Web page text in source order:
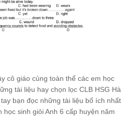
cô giáo cùng toàn thể các em học
tài liệu hay chọn lọc CLB HSG Hà
bạn đọc những tài liệu bổ ích nhất
sinh giỏi Anh 6 cấp huyện năm